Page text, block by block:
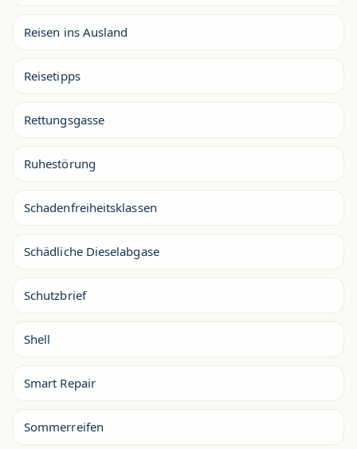
Reisen ins Ausland
Reisetipps
Rettungsgasse
Ruhestörung
Schadenfreiheitsklassen
Schädliche Dieselabgase
Schutzbrief
Shell
Smart Repair
Sommerreifen